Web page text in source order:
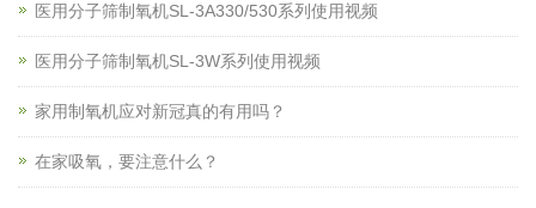
医用分子筛制氧机SL-3A330/530系列使用视频
医用分子筛制氧机SL-3W系列使用视频
家用制氧机应对新冠真的有用吗？
在家吸氧，要注意什么？